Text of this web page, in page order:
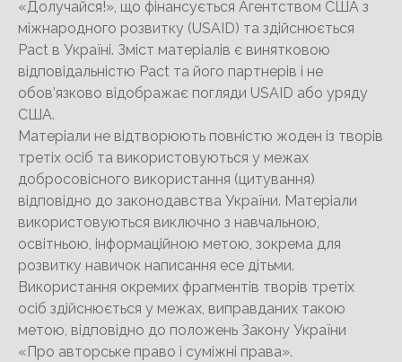
«Долучайся!», що фінансується Агентством США з
міжнародного розвитку (USAID) та здійснюється
Pact в Україні. Зміст матеріалів є винятковою
відповідальністю Pact та його партнерів і не
обов’язково відображає погляди USAID або уряду
США.
Матеріали не відтворюють повністю жоден із творів
третіх осіб та використовуються у межах
добросовісного використання (цитування)
відповідно до законодавства України. Матеріали
використовуються виключно з навчальною,
освітньою, інформаційною метою, зокрема для
розвитку навичок написання есе дітьми.
Використання окремих фрагментів творів третіх
осіб здійснюється у межах, виправданих такою
метою, відповідно до положень Закону України
«Про авторське право і суміжні права».